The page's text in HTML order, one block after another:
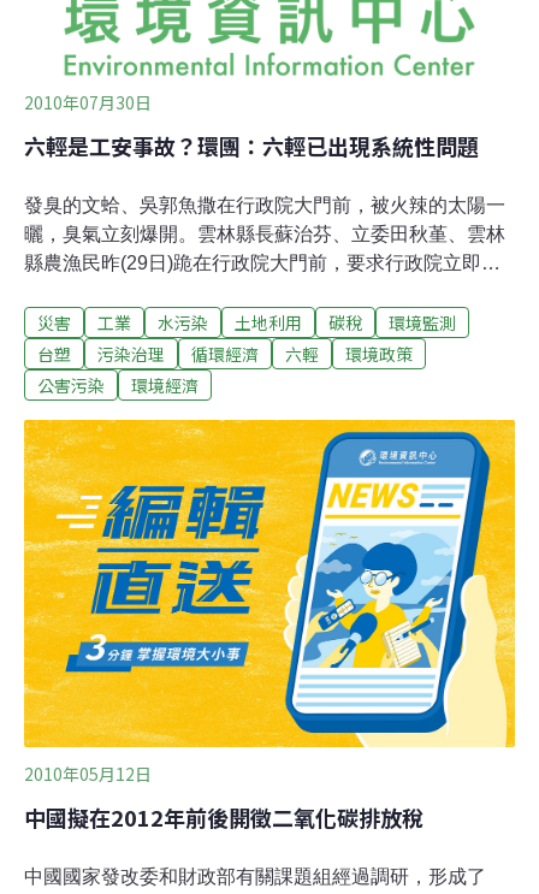
2010年07月30日
六輕是工安事故？環團：六輕已出現系統性問題
發臭的文蛤、吳郭魚撒在行政院大門前，被火辣的太陽一
曬，臭氣立刻爆開。雲林縣長蘇治芬、立委田秋堇、雲林
縣農漁民昨(29日)跪在行政院大門前，要求行政院立即調
道。日正當中，一堆人跪在行政院前，全身汗濕，忍著魚
臭味，膝蓋又熱又痛，叫了半天「吳院長你出來！」吳敦
義連個影子都沒有。立委劉建國說，六輕大火事件未釐
清，行政院就急著宣布六輕五期、國光石化繼續推動，居
民情何以堪，「難道這是台塑六輕的行政院、不是人民的
行政院？」蘇治芬等人怒而拿起臭文蛤丟進大門內，行政
院五組組長廖耀宗出來回應，但還是強調六輕五期與火災
切割處理，雙方不歡而散。彰化環盟理事長蔡嘉陽怒吼：
「吳敦義下台，不要跟邪惡的政權站在一起，站在人民這
一邊！」台塑應補償農漁民損失麥寮六輕25日大火後，疑
似落塵、火灰引發附近魚塭文蛤、鴨隻瞬間死亡。29日雲
林縣政府、農漁民北上立法院舉行公聽會，要求六輕
災害 工業 水污染 土地利用 碳稅
環境監測
台塑
污染治理 循環經濟 六輕
環境政策
公害污染
環境經濟
2010年05月12日
中國擬在2012年前後開徵二氧化碳排放稅
中國國家發改委和財政部有關課題組經過調研，形成了